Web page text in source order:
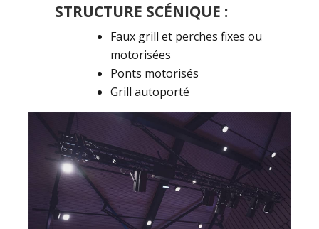
STRUCTURE SCÉNIQUE :
Faux grill et perches fixes ou
motorisées
Ponts motorisés
Grill autoporté